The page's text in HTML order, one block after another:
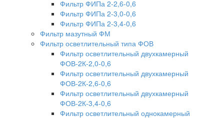
Фильтр ФИПа 2-2,6-0,6
Фильтр ФИПа 2-3,0-0,6
Фильтр ФИПа 2-3,4-0,6
Фильтр мазутный ФМ
Фильтр осветлительный типа ФОВ
Фильтр осветлительный двухкамерный
ФОВ-2К-2,0-0,6
Фильтр осветлительный двухкамерный
ФОВ-2К-2,6-0,6
Фильтр осветлительный двухкамерный
ФОВ-2К-3,4-0,6
Фильтр осветлительный однокамерный